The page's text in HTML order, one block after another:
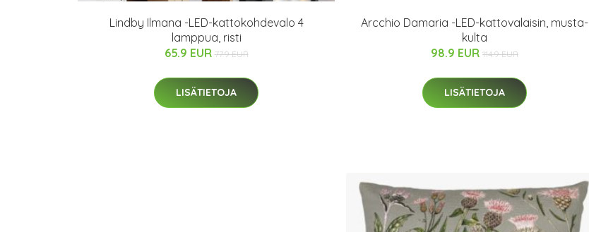
Lindby Ilmana -LED-kattokohdevalo 4
lamppua, risti
65.9 EUR 77.9 EUR
LISÄTIETOJA
Arcchio Damaria -LED-kattovalaisin, musta-
kulta
98.9 EUR 114.9 EUR
LISÄTIETOJA